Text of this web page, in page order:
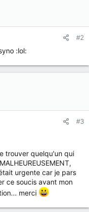
#2
:lol:
#3
trouver quelqu'un qui
urgente car je pars
ce soucis avant mon
merci